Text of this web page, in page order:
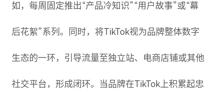
如，每周固定推出“产品冷知识”“用户故事”或“幕
后花絮”系列。同时，将TikTok视为品牌整体数字
生态的一环，引导流量至独立站、电商店铺或其他
社交平台，形成闭环。当品牌在TikTok上积累起忠